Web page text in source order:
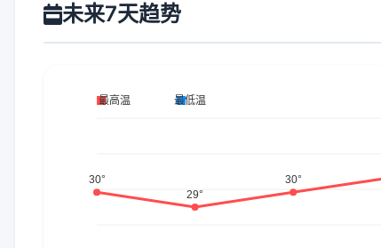
未来7天趋势